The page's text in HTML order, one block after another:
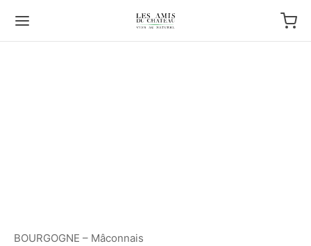
BOURGOGNE – Mâconnais